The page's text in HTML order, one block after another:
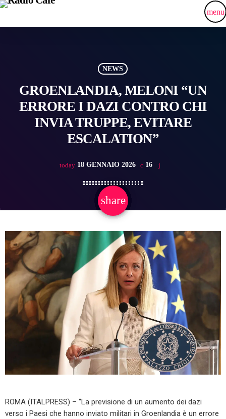
menu
NEWS
GROENLANDIA, MELONI “UN
ERRORE I DAZI CONTRO CHI
INVIA TRUPPE, EVITARE
ESCALATION”
today 18 GENNAIO 2026 16
share
email
ROMA (ITALPRESS) – “La previsione di un aumento dei dazi
verso i Paesi che hanno inviato militari in Groenlandia è un errore